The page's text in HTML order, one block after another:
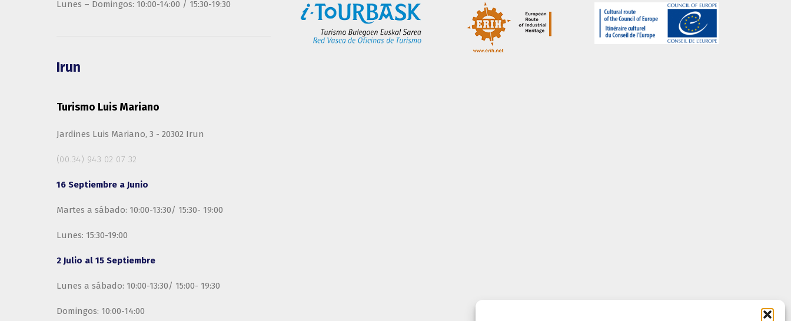
Lunes – Domingos: 10:00-14:00 / 15:30-19:30
Irun
Turismo Luis Mariano
Jardines Luis Mariano, 3 - 20302 Irun
(00.34) 943 02 07 32
16 Septiembre a Junio
Martes a sábado: 10:00-13:30/ 15:30- 19:00
Lunes: 15:30-19:00
2 Julio al 15 Septiembre
Lunes a sábado: 10:00-13:30/ 15:00- 19:30
Domingos: 10:00-14:00